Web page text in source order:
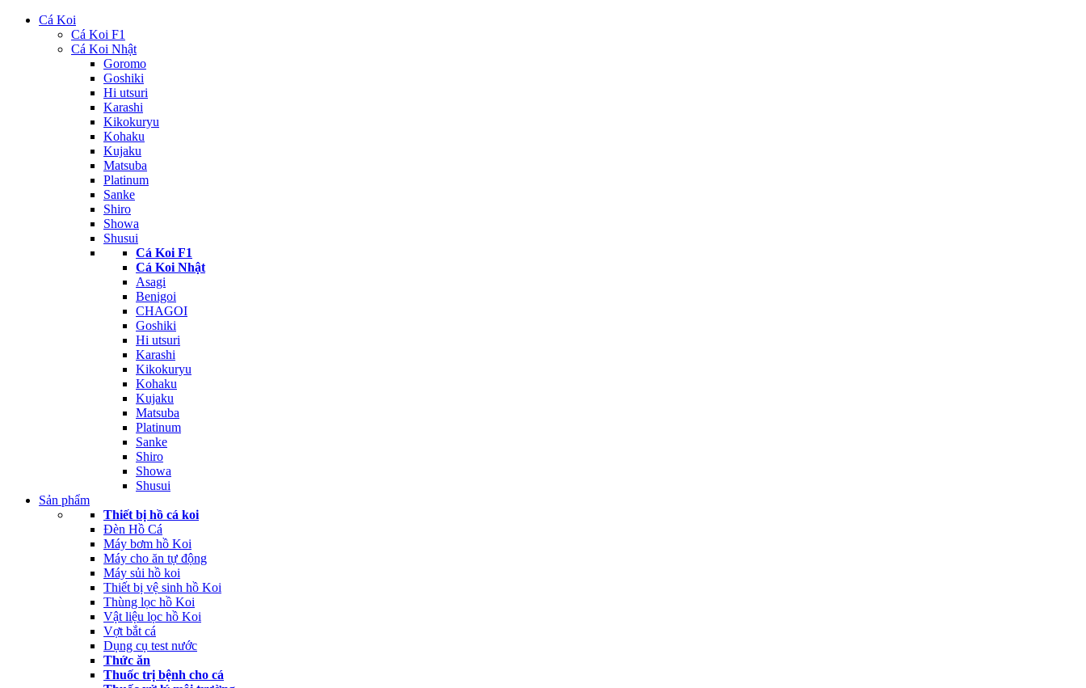
Cá Koi
Cá Koi F1
Cá Koi Nhật
Goromo
Goshiki
Hi utsuri
Karashi
Kikokuryu
Kohaku
Kujaku
Matsuba
Platinum
Sanke
Shiro
Showa
Shusui
Cá Koi F1
Cá Koi Nhật
Asagi
Benigoi
CHAGOI
Goshiki
Hi utsuri
Karashi
Kikokuryu
Kohaku
Kujaku
Matsuba
Platinum
Sanke
Shiro
Showa
Shusui
Sản phẩm
Thiết bị hồ cá koi
Đèn Hồ Cá
Máy bơm hồ Koi
Máy cho ăn tự động
Máy sủi hồ koi
Thiết bị vệ sinh hồ Koi
Thùng lọc hồ Koi
Vật liệu lọc hồ Koi
Vợt bắt cá
Dụng cụ test nước
Thức ăn
Thuốc trị bệnh cho cá